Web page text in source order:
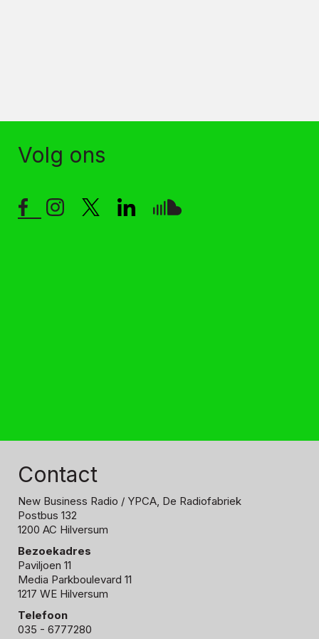
Volg ons
Contact
New Business Radio / YPCA, De Radiofabriek
Postbus 132
1200 AC Hilversum
Bezoekadres
Paviljoen 11
Media Parkboulevard 11
1217 WE Hilversum
Telefoon
035 - 6777280